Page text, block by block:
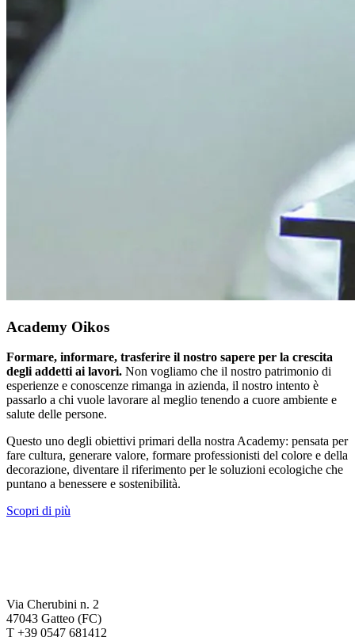
Academy Oikos
Formare, informare, trasferire il nostro sapere per la crescita
degli addetti ai lavori. Non vogliamo che il nostro patrimonio di
esperienze e conoscenze rimanga in azienda, il nostro intento è
passarlo a chi vuole lavorare al meglio tenendo a cuore ambiente e
salute delle persone.
Questo uno degli obiettivi primari della nostra Academy: pensata per
fare cultura, generare valore, formare professionisti del colore e della
decorazione, diventare il riferimento per le soluzioni ecologiche che
puntano a benessere e sostenibilità.
Scopri di più
Via Cherubini n. 2
47043 Gatteo (FC)
T +39 0547 681412